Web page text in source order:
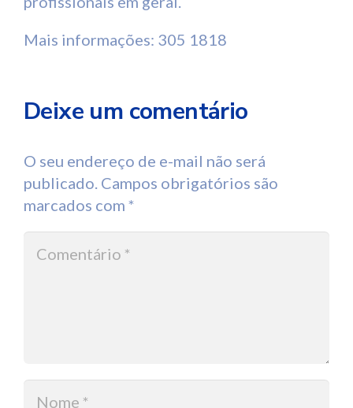
Mais informações: 305 1818
Deixe um comentário
O seu endereço de e-mail não será
publicado. Campos obrigatórios são
marcados com *